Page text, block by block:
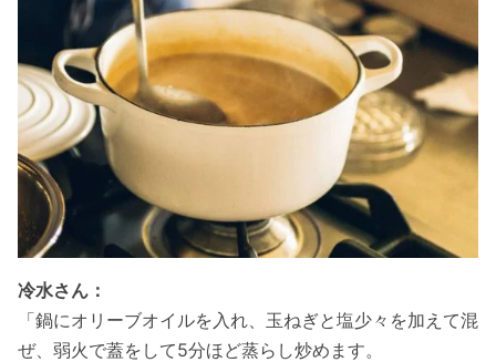
冷水さん：
「鍋にオリーブオイルを入れ、玉ねぎと塩少々を加えて混
ぜ、弱火で蓋をして5分ほど蒸らし炒めます。